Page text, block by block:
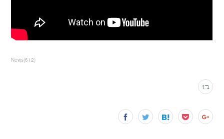
News(612)